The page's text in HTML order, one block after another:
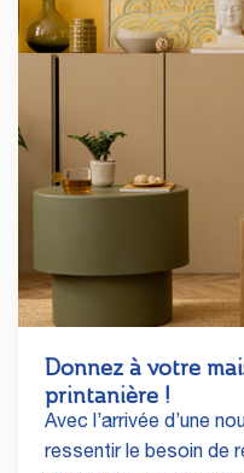
Donnez à votre
printanière !
Avec l’arrivée d’une
ressentir le besoin de